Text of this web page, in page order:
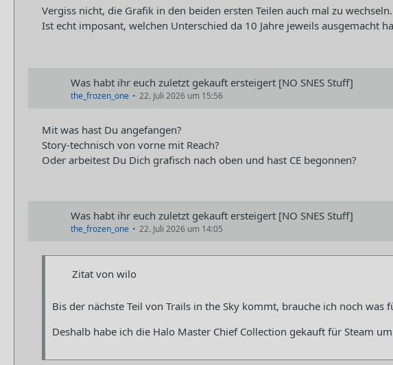
Vergiss nicht, die Grafik in den beiden ersten Teilen auch mal zu wechseln.
Ist echt imposant, welchen Unterschied da 10 Jahre jeweils ausgemacht
Was habt ihr euch zuletzt gekauft ersteigert [NO SNES Stuff]
the_frozen_one 22. Juli 2026 um 15:56
Mit was hast Du angefangen?
Story-technisch von vorne mit Reach?
Oder arbeitest Du Dich grafisch nach oben und hast CE begonnen?
Was habt ihr euch zuletzt gekauft ersteigert [NO SNES Stuff]
the_frozen_one 22. Juli 2026 um 14:05
Zitat von wilo
Bis der nächste Teil von Trails in the Sky kommt, brauche ich noch was
Deshalb habe ich die Halo Master Chief Collection gekauft für Steam